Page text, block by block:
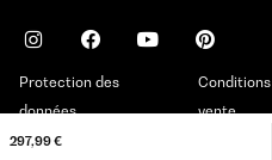
297,99 €
Protection des
données
vente